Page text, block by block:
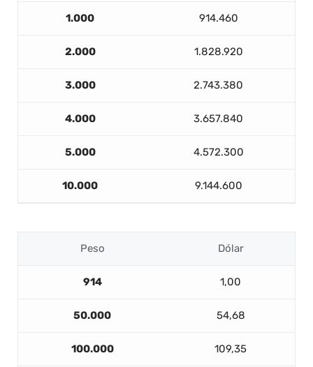
1.000 914.460
2.000 1.828.920
3.000 2.743.380
4.000 3.657.840
5.000 4.572.300
10.000 9.144.600
Peso Dólar
914 1,00
50.000 54,68
100.000 109,35